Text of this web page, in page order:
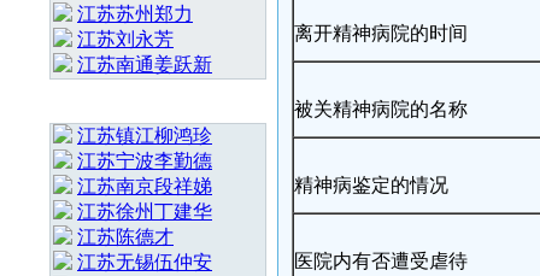
江苏苏州郑力
江苏刘永芳
江苏南通姜跃新
江苏镇江柳鸿珍
江苏宁波李勤德
江苏南京段祥娣
江苏徐州丁建华
江苏陈德才
江苏无锡伍仲安
离开精神病院的时间
被关精神病院的名称
精神病鉴定的情况
医院内有否遭受虐待